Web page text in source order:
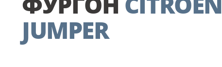
JUMPER